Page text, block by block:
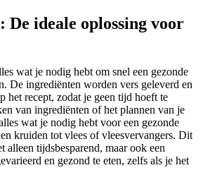
ideale oplossing voor
wat je nodig hebt om snel een gezonde
De ingrediënten worden vers geleverd en
het recept, zodat je geen tijd hoeft te
van ingrediënten of het plannen van je
wat je nodig hebt voor een gezonde
kruiden tot vlees of vleesvervangers. Dit
alleen tijdsbesparend, maar ook een
en gezond te eten, zelfs als je het